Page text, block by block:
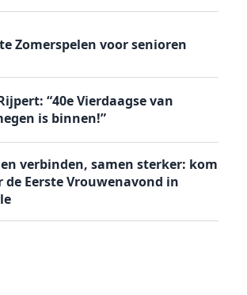
Zomerspelen voor senioren
“40e Vierdaagse van
is binnen!”
verbinden, samen sterker: kom
de Eerste Vrouwenavond in